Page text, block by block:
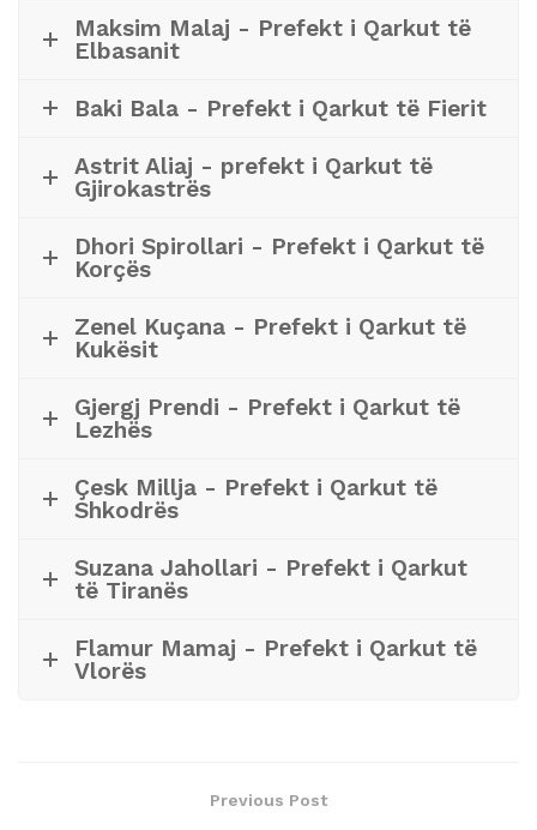
Maksim Malaj - Prefekt i Qarkut të
Elbasanit
Baki Bala - Prefekt i Qarkut të Fierit
Astrit Aliaj - prefekt i Qarkut të
Gjirokastrës
Dhori Spirollari - Prefekt i Qarkut të
Korçës
Zenel Kuçana - Prefekt i Qarkut të
Kukësit
Gjergj Prendi - Prefekt i Qarkut të
Lezhës
Çesk Millja - Prefekt i Qarkut të
Shkodrës
Suzana Jahollari - Prefekt i Qarkut
të Tiranës
Flamur Mamaj - Prefekt i Qarkut të
Vlorës
Previous Post